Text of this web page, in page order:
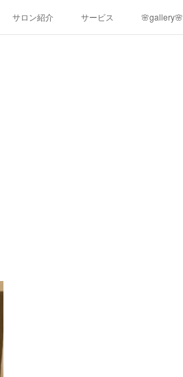
サロン紹介 サービス 🌸gallery🌸